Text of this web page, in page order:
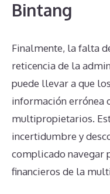
Bintang
Finalmente, la falta
reticencia de la
puede llevar a que
información errónea
multipropietarios.
incertidumbre y
complicado navegar
financieros de la